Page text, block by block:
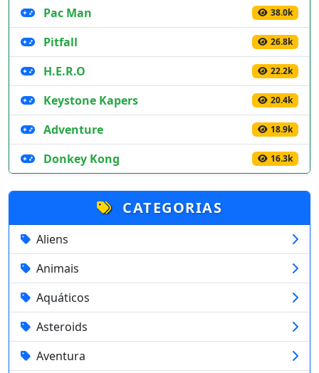
Pac Man 38.0k
Pitfall 26.8k
H.E.R.O 22.2k
Keystone Kapers 20.4k
Adventure 18.9k
Donkey Kong 16.3k
CATEGORIAS
Aliens
Animais
Aquáticos
Asteroids
Aventura